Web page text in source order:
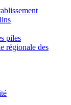
piles
régionale des